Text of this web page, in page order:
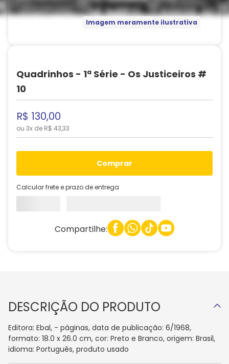
Imagem meramente ilustrativa
Quadrinhos - 1ª Série - Os Justiceiros #
10
R$ 130,00
ou 3x de R$ 43,33
comprar
Calcular frete e prazo de entrega
Compartilhe:
DESCRIÇÃO DO PRODUTO
Editora: Ebal, - páginas, data de publicação: 6/1968,
formato: 18.0 x 26.0 cm, cor: Preto e Branco, origem: Brasil,
idioma: Português, produto usado